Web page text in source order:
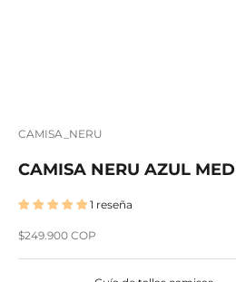
CAMISA_NERU
CAMISA NERU AZUL
1 reseña
Precio de oferta
$249.900 COP